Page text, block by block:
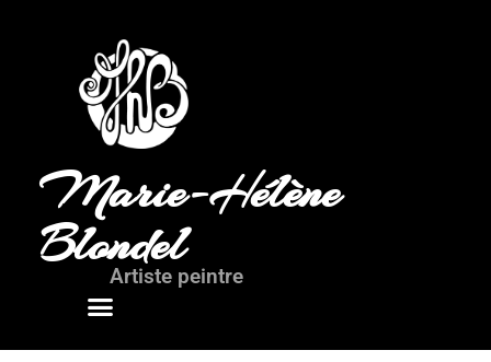
Marie-Hélène
Blondel
Artiste peintre